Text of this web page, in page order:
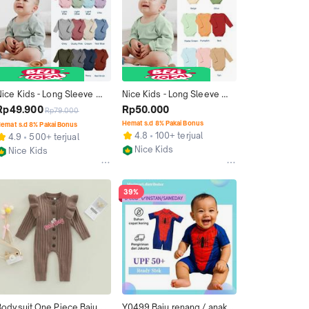
Kids - Long Sleeve
(Baju Bayi /
Bodysuit One Piece Jumper
Romper Bayi) Cotton Katun
Rp79.000
s.d 8% Pakai Bonus
4.9
500+ terjual
Nice Kids
Nice Kids - Long Sleeve
Bodysuit 2.0 New Color
(Baju Bayi / Bodysuit One
Piece Jumper Romper Bayi)
Rp50.000
Hemat s.d 8% Pakai Bonus
4.8
100+ terjual
Nice Kids
39%